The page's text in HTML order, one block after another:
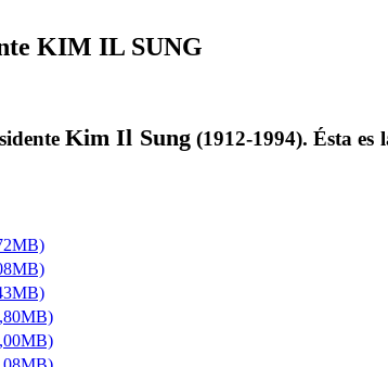
KIM IL SUNG
Kim Il Sung(1912-1994). Ésta es